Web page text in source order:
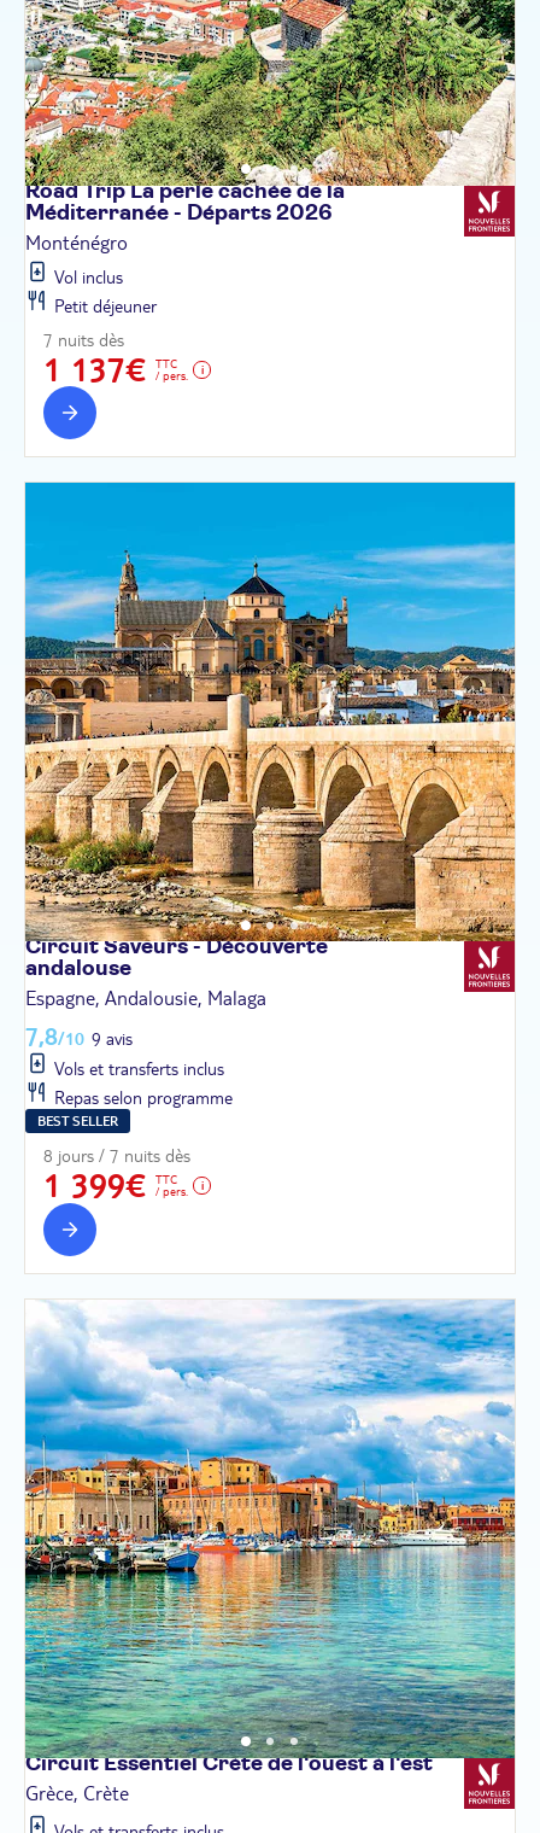
Road Trip La perle cachée de la
Méditerranée - Départs 2026
Monténégro
Vol inclus
Petit déjeuner
7 nuits dès
1 137€
TTC
/ pers.
Circuit Saveurs - Découverte
andalouse
Espagne, Andalousie, Malaga
7,8/10 9 avis
Vols et transferts inclus
Repas selon programme
BEST SELLER
8 jours / 7 nuits dès
1 399€
TTC
/ pers.
Circuit Essentiel Crète de l'ouest àl'est
Grèce, Crète